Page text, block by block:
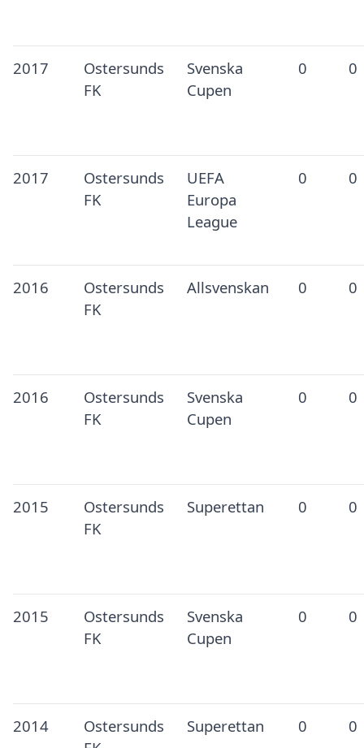
2017
Ostersunds
FK
Svenska
Cupen
0 0
2017
Ostersunds
FK
UEFA
Europa
League
0 0
2016
Ostersunds
FK
Allsvenskan 0 0
2016
Ostersunds
FK
Svenska
Cupen
0 0
2015
Ostersunds
FK
Superettan 0 0
2015
Ostersunds
FK
Svenska
Cupen
0 0
2014
Ostersunds
Superettan 0 0